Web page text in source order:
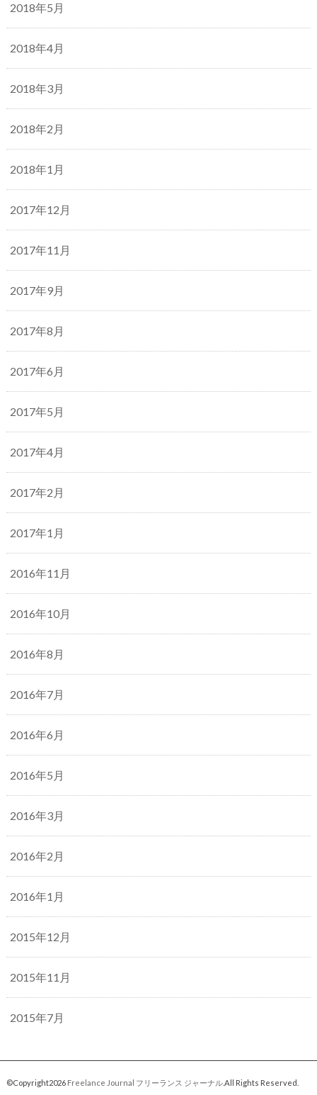
2018年5月
2018年4月
2018年3月
2018年2月
2018年1月
2017年12月
2017年11月
2017年9月
2017年8月
2017年6月
2017年5月
2017年4月
2017年2月
2017年1月
2016年11月
2016年10月
2016年8月
2016年7月
2016年6月
2016年5月
2016年3月
2016年2月
2016年1月
2015年12月
2015年11月
2015年7月
©Copyright2026 Freelance Journal フリーランス ジャーナル.All Rights Reserved.